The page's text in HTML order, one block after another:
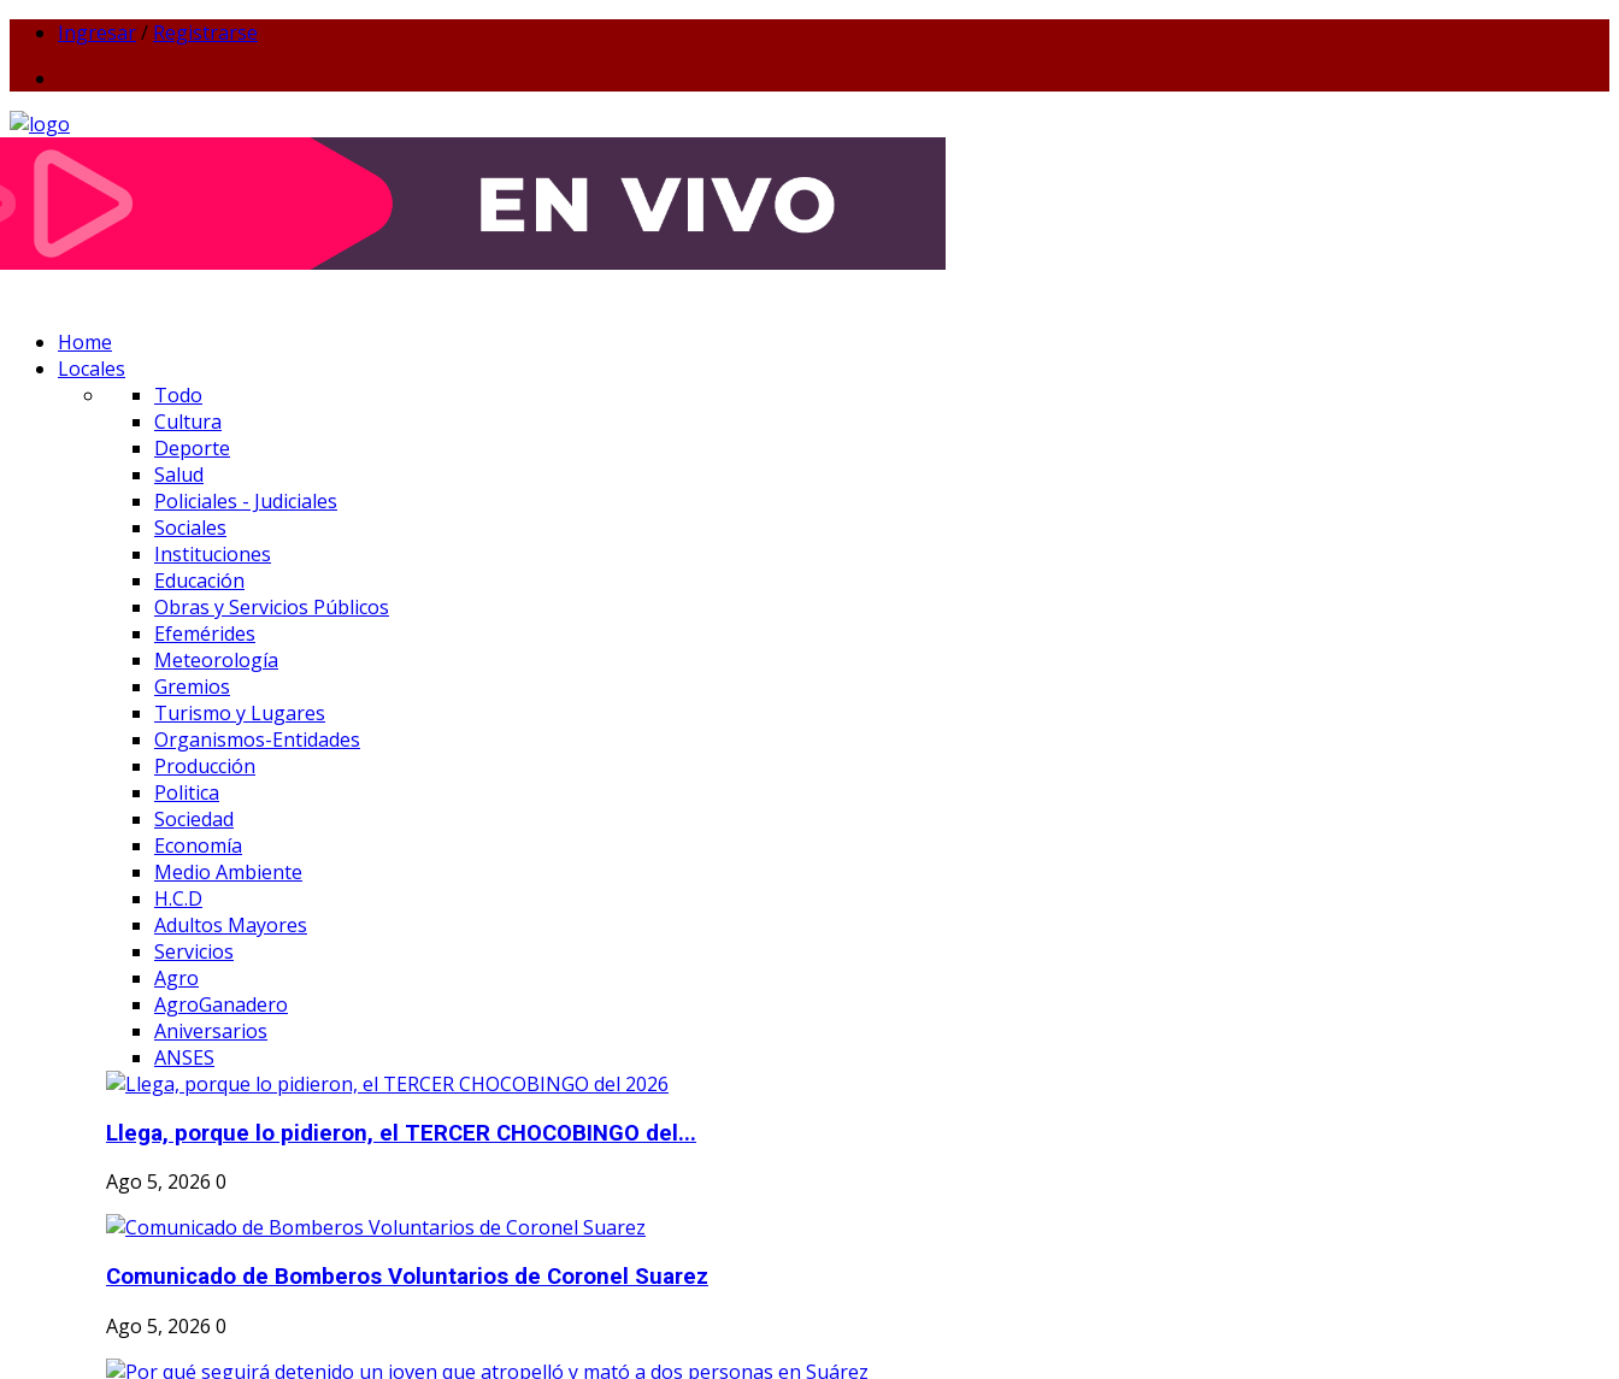
Ingresar/ Registrarse
Home
Locales
Todo
Cultura
Deporte
Salud
Policiales - Judiciales
Sociales
Instituciones
Educación
Obras y Servicios Públicos
Efemérides
Meteorología
Gremios
Turismo y Lugares
Organismos-Entidades
Producción
Politica
Sociedad
Economía
Medio Ambiente
H.C.D
Adultos Mayores
Servicios
Agro
AgroGanadero
Aniversarios
ANSES
Llega, porque lo pidieron, el TERCER CHOCOBINGO del...
Ago 5, 2026 0
Comunicado de Bomberos Voluntarios de Coronel Suarez
Ago 5, 2026 0